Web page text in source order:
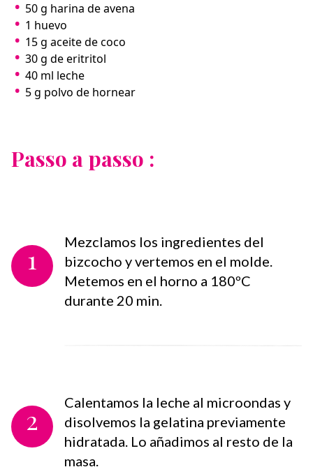
50 g harina de avena
1 huevo⁣
15 g aceite de coco⁣
30 g de eritritol
40 ml leche
5 g polvo de hornear
Passo a passo :
1
Mezclamos los ingredientes del
bizcocho y vertemos en el molde.
Metemos en el horno a 180ºC
durante 20 min.
2
Calentamos la leche al microondas y
disolvemos la gelatina previamente
hidratada. Lo añadimos al resto de la
masa.